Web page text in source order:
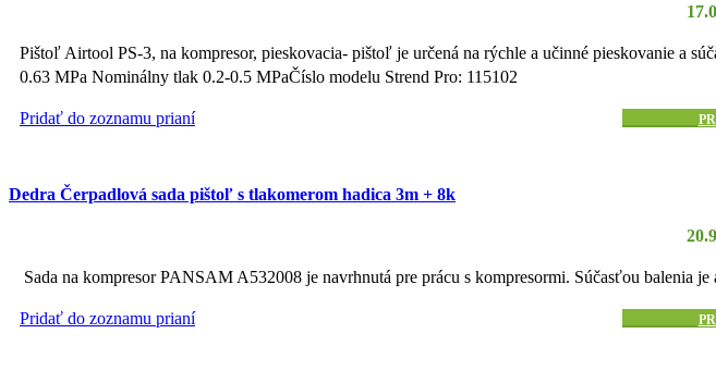
Pištoľ Airtool PS-3, na kompresor, pieskovacia- pištoľ je určená na rýchle a učinné pieskovanie a
0.63 MPa Nominálny tlak 0.2-0.5 MPaČíslo modelu Strend Pro: 115102
Pridať do zoznamu prianí
Dedra Čerpadlová sada pištoľ s tlakomerom hadica 3m + 8k
Sada na kompresor PANSAM A532008 je navrhnutá pre prácu s kompresormi. Súčasťou balenia
Pridať do zoznamu prianí